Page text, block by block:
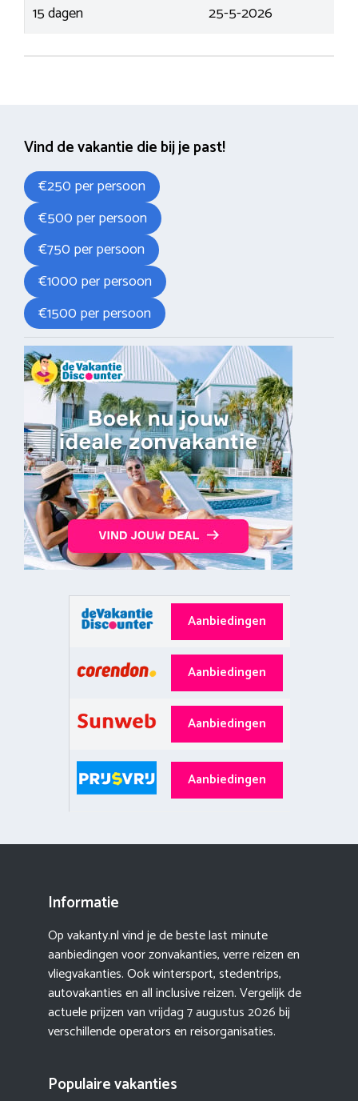
15 dagen
25-5-2026
Vind de vakantie die bij je past!
€250 per persoon
€500 per persoon
€750 per persoon
€1000 per persoon
€1500 per persoon
Aanbiedingen
Aanbiedingen
Aanbiedingen
Aanbiedingen
Informatie
Op vakanty.nl vind je de beste last minute
aanbiedingen voor zonvakanties, verre reizen en
vliegvakanties. Ook wintersport, stedentrips,
autovakanties en all inclusive reizen. Vergelijk de
actuele prijzen vanvrijdag 7 augustus 2026bij
verschillende operators en reisorganisaties.
Populaire vakanties